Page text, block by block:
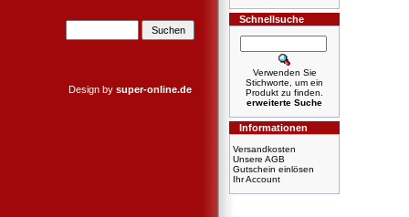
Design by super-online.de
Schnellsuche
Verwenden Sie
Stichworte, um ein
Produkt zu finden.
erweiterte Suche
Informationen
Versandkosten
Unsere AGB
Gutschein einlösen
Ihr Account